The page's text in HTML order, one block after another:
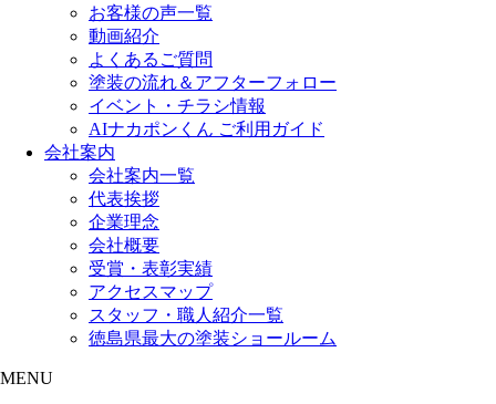
お客様の声一覧
動画紹介
よくあるご質問
塗装の流れ＆アフターフォロー
イベント・チラシ情報
AIナカポンくん ご利用ガイド
会社案内
会社案内一覧
代表挨拶
企業理念
会社概要
受賞・表彰実績
アクセスマップ
スタッフ・職人紹介一覧
徳島県最大の塗装ショールーム
MENU